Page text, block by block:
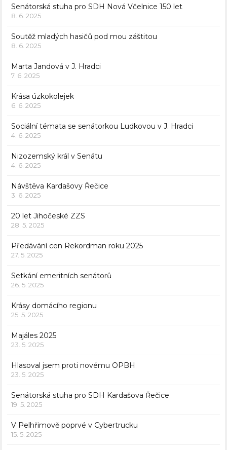
Senátorská stuha pro SDH Nová Včelnice 150 let
8. 6. 2025
Soutěž mladých hasičů pod mou záštitou
8. 6. 2025
Marta Jandová v J. Hradci
7. 6. 2025
Krása úzkokolejek
6. 6. 2025
Sociální témata se senátorkou Ludkovou v J. Hradci
4. 6. 2025
Nizozemský král v Senátu
4. 6. 2025
Návštěva Kardašovy Řečice
3. 6. 2025
20 let Jihočeské ZZS
28. 5. 2025
Předávání cen Rekordman roku 2025
27. 5. 2025
Setkání emeritních senátorů
26. 5. 2025
Krásy domácího regionu
25. 5. 2025
Majáles 2025
23. 5. 2025
Hlasoval jsem proti novému OPBH
23. 5. 2025
Senátorská stuha pro SDH Kardašova Řečice
19. 5. 2025
V Pelhřimově poprvé v Cybertrucku
15. 5. 2025